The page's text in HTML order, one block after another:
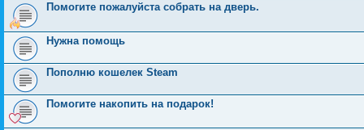
Помогите пожалуйста собрать на дверь.
Нужна помощь
Пополню кошелек Steam
Помогите накопить на подарок!